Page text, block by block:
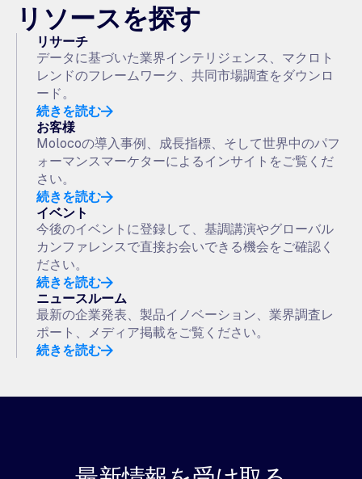
リソースを探す
リサーチ
データに基づいた業界インテリジェンス、マクロト
レンドのフレームワーク、共同市場調査をダウンロ
ード。
続きを読む
お客様
Molocoの導入事例、成長指標、そして世界中のパフ
ォーマンスマーケターによるインサイトをご覧くだ
さい。
続きを読む
イベント
今後のイベントに登録して、基調講演やグローバル
カンファレンスで直接お会いできる機会をご確認く
ださい。
続きを読む
ニュースルーム
最新の企業発表、製品イノベーション、業界調査レ
ポート、メディア掲載をご覧ください。
続きを読む